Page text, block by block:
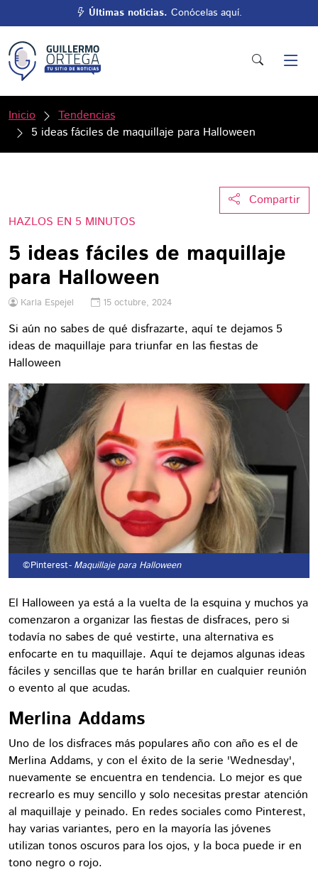
Últimas noticias. Conócelas aquí.
Inicio
Tendencias
5 ideas fáciles de maquillaje para Halloween
Compartir
HAZLOS EN 5 MINUTOS
5 ideas fáciles de maquillaje
para Halloween
Karla Espejel 15 octubre, 2024
Si aún no sabes de qué disfrazarte, aquí te dejamos 5
ideas de maquillaje para triunfar en las fiestas de
Halloween
©Pinterest- Maquillaje para Halloween
El Halloween ya está a la vuelta de la esquina y muchos ya
comenzaron a organizar las fiestas de disfraces, pero si
todavía no sabes de qué vestirte, una alternativa es
enfocarte en tu maquillaje. Aquí te dejamos algunas ideas
fáciles y sencillas que te harán brillar en cualquier reunión
o evento al que acudas.
Merlina Addams
Uno de los disfraces más populares año con año es el de
Merlina Addams, y con el éxito de la serie 'Wednesday',
nuevamente se encuentra en tendencia. Lo mejor es que
recrearlo es muy sencillo y solo necesitas prestar atención
al maquillaje y peinado. En redes sociales como Pinterest,
hay varias variantes, pero en la mayoría las jóvenes
utilizan tonos oscuros para los ojos, y la boca puede ir en
tono negro o rojo.